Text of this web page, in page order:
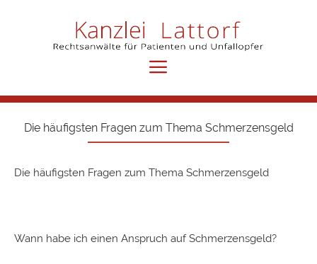
Die häufigsten Fragen zum Thema Schmerzensgeld
Die häufigsten Fragen zum Thema Schmerzensgeld
Wann habe ich einen Anspruch auf Schmerzensgeld?